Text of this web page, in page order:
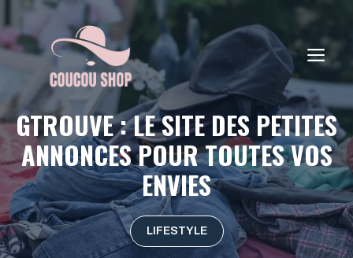
Aller
au
contenu
GTROUVE : LE SITE DES PETITES
ANNONCES POUR TOUTES VOS
ENVIES
LIFESTYLE